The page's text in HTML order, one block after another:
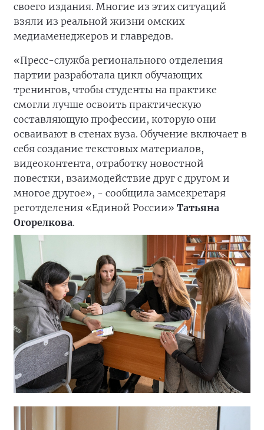
своего издания. Многие из этих ситуаций
взяли из реальной жизни омских
медиаменеджеров и главредов.
«Пресс-служба регионального отделения
партии разработала цикл обучающих
тренингов, чтобы студенты на практике
смогли лучше освоить практическую
составляющую профессии, которую они
осваивают в стенах вуза. Обучение включает в
себя создание текстовых материалов,
видеоконтента, отработку новостной
повестки, взаимодействие друг с другом и
многое другое», - сообщила замсекретаря
реготделения «Единой России» Татьяна
Огорелкова.